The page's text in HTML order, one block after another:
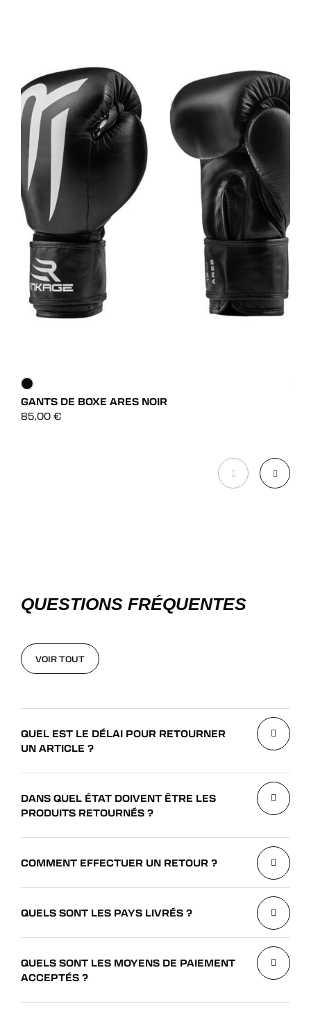
GANTS DE BOXE ARES NOIR
85,00 €
QUESTIONS FRÉQUENTES
VOIR TOUT
QUEL EST LE DÉLAI POUR RETOURNER
UN ARTICLE ?
DANS QUEL ÉTAT DOIVENT ÊTRE LES
PRODUITS RETOURNÉS ?
COMMENT EFFECTUER UN RETOUR ?
QUELS SONT LES PAYS LIVRÉS ?
QUELS SONT LES MOYENS DE PAIEMENT
ACCEPTÉS ?